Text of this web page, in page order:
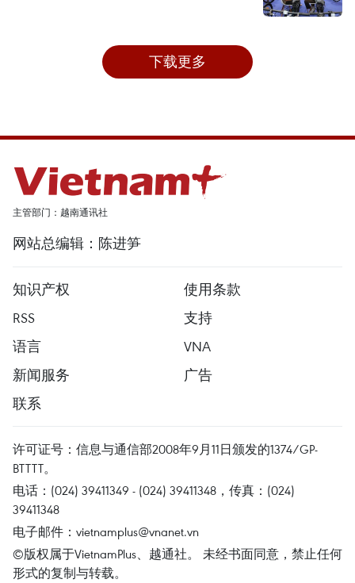
下载更多
主管部门：越南通讯社
网站总编辑：陈进笋
知识产权
使用条款
RSS
支持
语言
VNA
新闻服务
广告
联系
许可证号：信息与通信部2008年9月11日颁发的1374/GP-
BTTTT。
电话：(024) 39411349 - (024) 39411348，传真：(024)
39411348
电子邮件： vietnamplus@vnanet.vn
©版权属于VietnamPlus、越通社。 未经书面同意，禁止任何
形式的复制与转载。